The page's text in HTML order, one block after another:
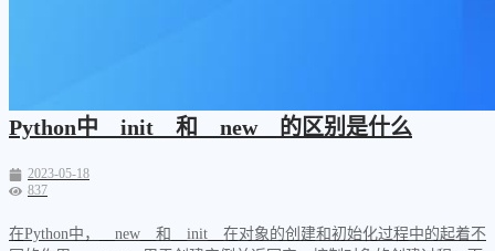
Python中__init__和__new__的区别是什么
2023-05-18
837
在Python中，__new__和__init__在对象的创建和初始化过程中的起着不